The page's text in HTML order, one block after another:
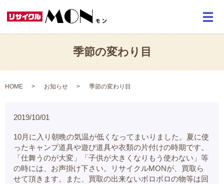
メ
季節の変わり目
HOME お知らせ 季節の変わり目
2019/10/01
10月に入り朝晩の気温が低くなってまいりました。夏に使
ったキャンプ道具や遊び道具や衣類の片付けの時期です。
「仕舞うのが大変」「子供が大きくなりもう使わない」等
の時には、お声掛け下さい。リサイクルMONが、買取ら
せて頂きます。また、買取の出来ないボロボロの物等は回